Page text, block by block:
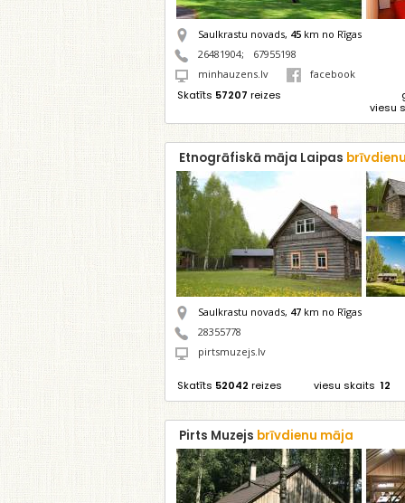
Saulkrastu novads, 45 km no Rīgas
26481904;
67955198
minhauzens.lv
facebook
Skatīts 57207 reizes
viesu
Etnogrāfiskā māja Laipas
Saulkrastu novads, 47 km no Rīgas
28355778
pirtsmuzejs.lv
Skatīts 52042 reizes viesu skaits 12
Pirts Muzejs brīvdienu māja